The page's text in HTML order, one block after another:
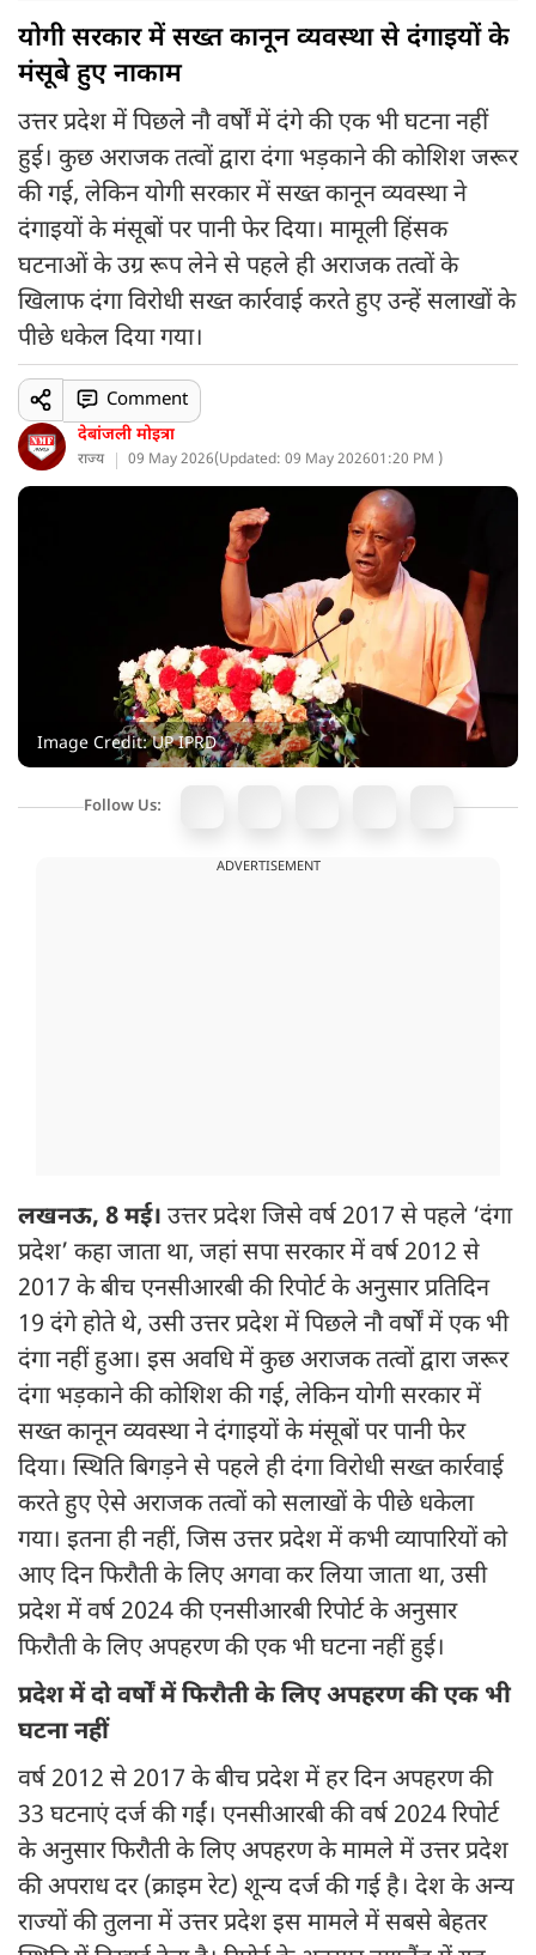
योगी सरकार में सख्त कानून व्यवस्था से दंगाइयों के
मंसूबे हुए नाकाम
उत्तर प्रदेश में पिछले नौ वर्षों में दंगे की एक भी घटना नहीं
हुई। कुछ अराजक तत्वों द्वारा दंगा भड़काने की कोशिश जरूर
की गई, लेकिन योगी सरकार में सख्त कानून व्यवस्था ने
दंगाइयों के मंसूबों पर पानी फेर दिया। मामूली हिंसक
घटनाओं के उग्र रूप लेने से पहले ही अराजक तत्वों के
खिलाफ दंगा विरोधी सख्त कार्रवाई करते हुए उन्हें सलाखों के
पीछे धकेल दिया गया।
देबांजली मोइत्रा
राज्य 09 May 2026(Updated: 09 May 202601:20 PM )
Comment
Image Credit: UP IPRD
Follow Us:
ADVERTISEMENT
लखनऊ, 8 मई। उत्तर प्रदेश जिसे वर्ष 2017 से पहले ‘दंगा
प्रदेश’ कहा जाता था, जहां सपा सरकार में वर्ष 2012 से
2017 के बीच एनसीआरबी की रिपोर्ट के अनुसार प्रतिदिन
19 दंगे होते थे, उसी उत्तर प्रदेश में पिछले नौ वर्षों में एक भी
दंगा नहीं हुआ। इस अवधि में कुछ अराजक तत्वों द्वारा जरूर
दंगा भड़काने की कोशिश की गई, लेकिन योगी सरकार में
सख्त कानून व्यवस्था ने दंगाइयों के मंसूबों पर पानी फेर
दिया। स्थिति बिगड़ने से पहले ही दंगा विरोधी सख्त कार्रवाई
करते हुए ऐसे अराजक तत्वों को सलाखों के पीछे धकेला
गया। इतना ही नहीं, जिस उत्तर प्रदेश में कभी व्यापारियों को
आए दिन फिरौती के लिए अगवा कर लिया जाता था, उसी
प्रदेश में वर्ष 2024 की एनसीआरबी रिपोर्ट के अनुसार
फिरौती के लिए अपहरण की एक भी घटना नहीं हुई।
प्रदेश में दो वर्षों में फिरौती के लिए अपहरण की एक भी
घटना नहीं
वर्ष 2012 से 2017 के बीच प्रदेश में हर दिन अपहरण की
33 घटनाएं दर्ज की गईं। एनसीआरबी की वर्ष 2024 रिपोर्ट
के अनुसार फिरौती के लिए अपहरण के मामले में उत्तर प्रदेश
की अपराध दर (क्राइम रेट) शून्य दर्ज की गई है। देश के अन्य
राज्यों की तुलना में उत्तर प्रदेश इस मामले में सबसे बेहतर